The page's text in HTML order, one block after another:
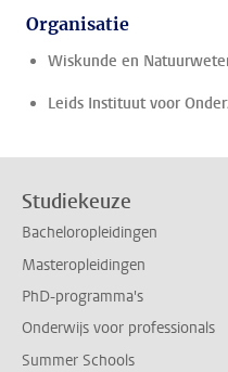
Organisatie
Wiskunde en
Leids Instituut voor
Studiekeuze
Bacheloropleidingen
Masteropleidingen
PhD-programma's
Onderwijs voor professionals
Summer Schools